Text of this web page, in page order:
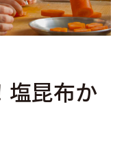
塩昆布か